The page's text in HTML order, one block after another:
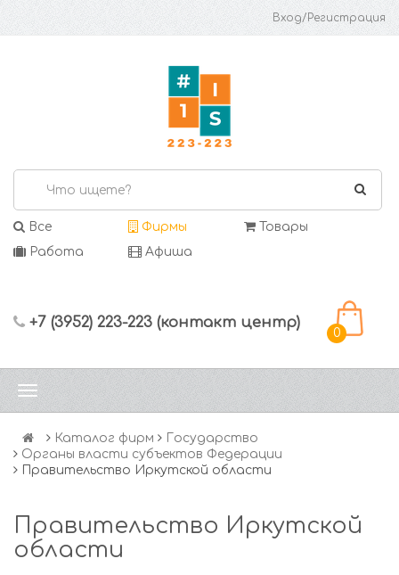
Вход/Регистрация
Все Фирмы
Товары
Работа
Афиша
+7 (3952) 223-223 (контакт центр)
0
Каталог фирм
Государство
Органы власти субъектов Федерации
Правительство Иркутской области
Правительство Иркутской
области